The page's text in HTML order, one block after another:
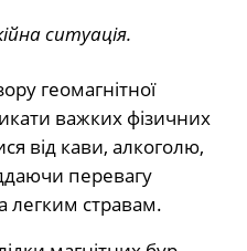
ситуація.
геомагнітної
важких фізичних
від кави, алкоголю,
перевагу
легким стравам.